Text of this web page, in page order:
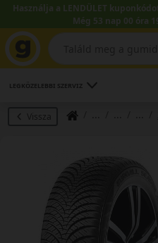
Használja a LENDÜLET
Még 53 nap 00 óra
LEGKÖZELEBBI SZERVIZ
Vissza